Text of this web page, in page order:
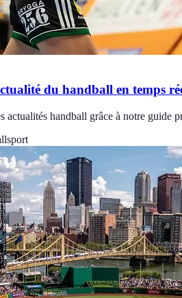
du handball en temps
actualités handball grâce à notre guide
sport